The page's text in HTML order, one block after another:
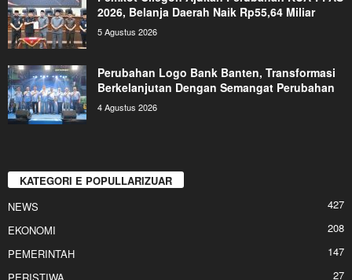
2026, Belanja Daerah Naik Rp55,64 Miliar
5 Agustus 2026
Perubahan Logo Bank Banten, Transformasi
Berkelanjutan Dengan Semangat Perubahan
4 Agustus 2026
KATEGORI E POPULLARIZUAR
NEWS
427
EKONOMI
208
PEMERINTAH
147
27